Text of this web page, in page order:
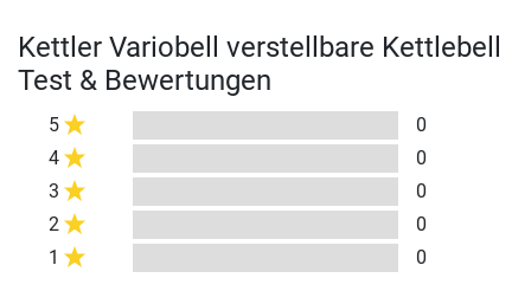
Kettler Variobell verstellbare Kettlebell
Test & Bewertungen
5
0
4
0
3
0
2
0
1
0